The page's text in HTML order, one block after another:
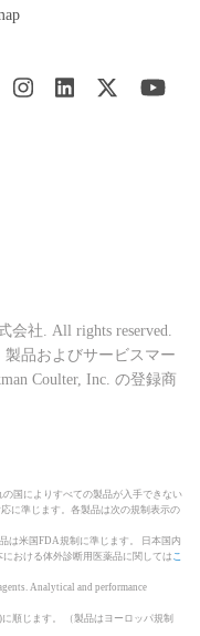
社. All rights reserved.
製品およびサービスマー
Coulter, Inc. の登録商
国によりすべての製品が入手できない
に準じます。各製品は次の規制表示の
は米国FDA規制に準じます。 日本国内
おける体外診断用医薬品に関しては こ
Analytical and performance
順じます。 （製品はヨーロッパ規制